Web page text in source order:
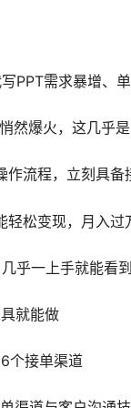
PPT需求暴增、
然爆火，这几乎
作流程，立刻具备
松变现，月入
乎一上手就能看
就能做
个接单渠道